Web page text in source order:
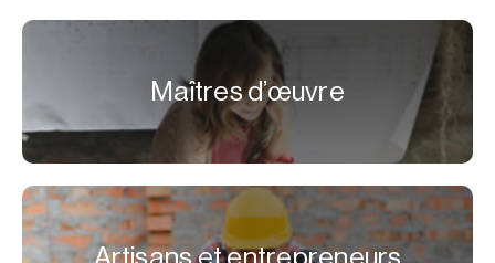
Maîtres d’œuvre
Artisans et entrepreneurs